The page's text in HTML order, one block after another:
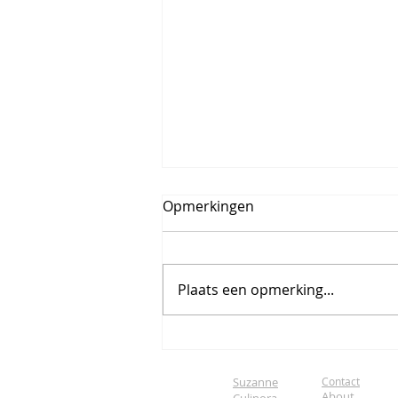
Opmerkingen
Plaats een opmerking...
Suzanne
Contact